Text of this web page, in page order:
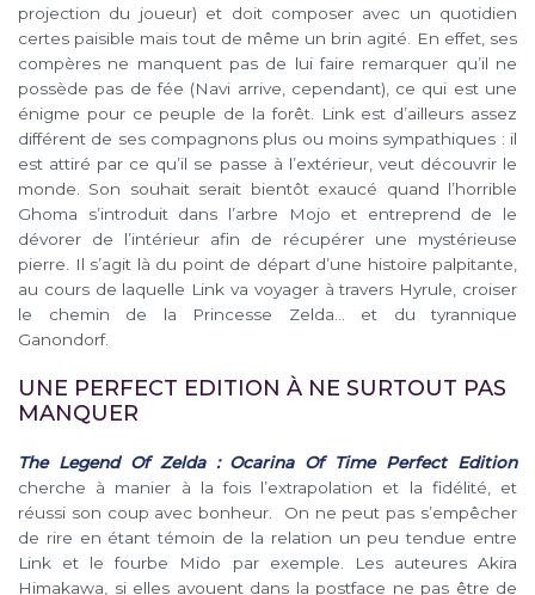
projection du joueur) et doit composer avec un quotidien
certes paisible mais tout de même un brin agité. En effet, ses
compères ne manquent pas de lui faire remarquer qu’il ne
possède pas de fée (Navi arrive, cependant), ce qui est une
énigme pour ce peuple de la forêt. Link est d’ailleurs assez
différent de ses compagnons plus ou moins sympathiques : il
est attiré par ce qu’il se passe à l’extérieur, veut découvrir le
monde. Son souhait serait bientôt exaucé quand l’horrible
Ghoma s’introduit dans l’arbre Mojo et entreprend de le
dévorer de l’intérieur afin de récupérer une mystérieuse
pierre. Il s’agit là du point de départ d’une histoire palpitante,
au cours de laquelle Link va voyager à travers Hyrule, croiser
le chemin de la Princesse Zelda… et du tyrannique
Ganondorf.
UNE PERFECT EDITION À NE SURTOUT PAS
MANQUER
The Legend Of Zelda : Ocarina Of Time Perfect Edition
cherche à manier à la fois l’extrapolation et la fidélité, et
réussi son coup avec bonheur. On ne peut pas s’empêcher
de rire en étant témoin de la relation un peu tendue entre
Link et le fourbe Mido par exemple. Les auteures Akira
Himakawa, si elles avouent dans la postface ne pas être de